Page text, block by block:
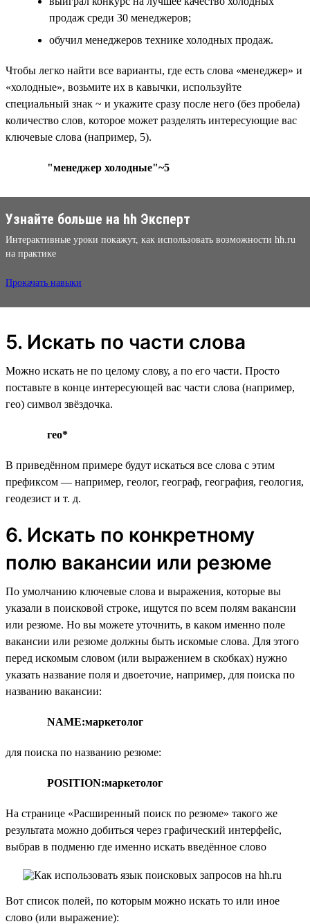
продаж среди 30 менеджеров;
обучил менеджеров технике холодных продаж.
Чтобы легко найти все варианты, где есть слова «менеджер» и
«холодные», возьмите их в кавычки, используйте
специальный знак ~ и укажите сразу после него (без пробела)
количество слов, которое может разделять интересующие вас
ключевые слова (например, 5).
"менеджер холодные"~5
Узнайте больше на hh Эксперт
Интерактивные уроки покажут, как использовать возможности hh.ru
на практике
Прокачать навыки
5. Искать по части слова
Можно искать не по целому слову, а по его части. Просто
поставьте в конце интересующей вас части слова (например,
гео) символ звёздочка.
гео*
В приведённом примере будут искаться все слова с этим
префиксом — например, геолог, географ, география, геология,
геодезист и т. д.
6. Искать по конкретному
полю вакансии или резюме
По умолчанию ключевые слова и выражения, которые вы
указали в поисковой строке, ищутся по всем полям вакансии
или резюме. Но вы можете уточнить, в каком именно поле
вакансии или резюме должны быть искомые слова. Для этого
перед искомым словом (или выражением в скобках) нужно
указать название поля и двоеточие, например, для поиска по
названию вакансии:
NAME:маркетолог
для поиска по названию резюме:
POSITION:маркетолог
На странице «Расширенный поиск по резюме» такого же
результата можно добиться через графический интерфейс,
выбрав в подменю где именно искать введённое слово
Вот список полей, по которым можно искать то или иное
слово (или выражение):